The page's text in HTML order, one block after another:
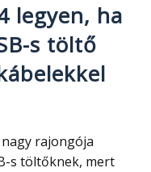
legyen, ha
s töltő
rajongója
s töltőknek, mert